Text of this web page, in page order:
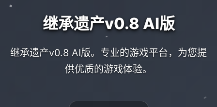
继承遗产v0.8 AI版
继承遗产v0.8 AI版。专业的游戏平台，为您提
供优质的游戏体验。